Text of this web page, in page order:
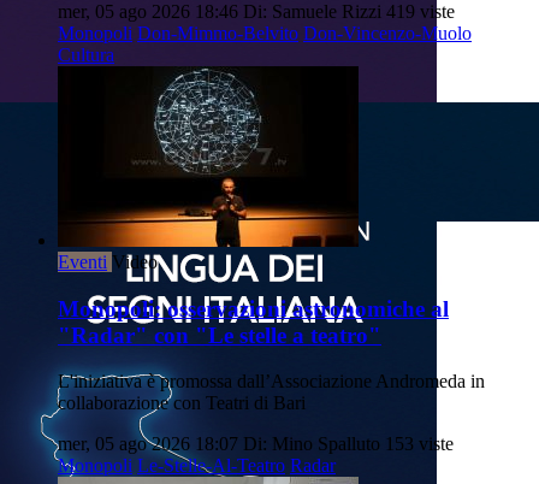
mer, 05 ago 2026 18:46 Di: Samuele Rizzi 419 viste
Monopoli Don-Mimmo-Belvito Don-Vincenzo-Muolo
Cultura
Eventi Video
Monopoli: osservazioni astronomiche al
"Radar" con "Le stelle a teatro"
L'iniziativa è promossa dall’Associazione Andromeda in
collaborazione con Teatri di Bari
mer, 05 ago 2026 18:07 Di: Mino Spalluto 153 viste
Monopoli Le-Stelle-Al-Teatro Radar